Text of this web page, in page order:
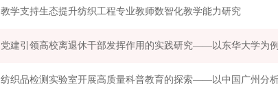
教学支持生态提升纺织工程专业教师数智化教学能力研究
党建引领高校离退休干部发挥作用的实践研究——以东华大学为例